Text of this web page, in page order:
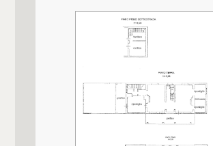
Anno di costruzione
1930
Stato attuale
Libero al rogito
Esposizione
Prevalentemente Nord Ovest
Nuova costruzione